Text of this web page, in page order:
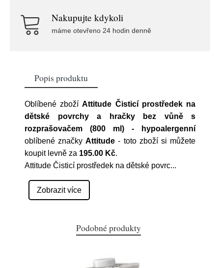
Nakupujte kdykoli
máme otevřeno 24 hodin denně
Popis produktu
Oblíbené zbožíAttitude Čisticí prostředek na
dětské povrchy a hračky bez vůně s
rozprašovačem (800 ml) - hypoalergenní
oblíbené značkyAttitude - toto zboží si můžete
koupit levně za 195.00 Kč.
Attitude Čisticí prostředek na dětské povrc...
Zobrazit více
Podobné produkty